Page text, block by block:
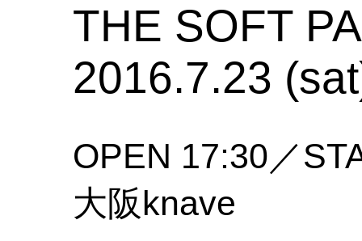
THE SOFT
2016.7.23
OPEN 17:30／
大阪knave